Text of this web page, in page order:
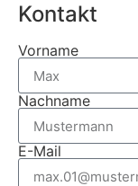
Kontakt
Vorname
Nachname
E-Mail